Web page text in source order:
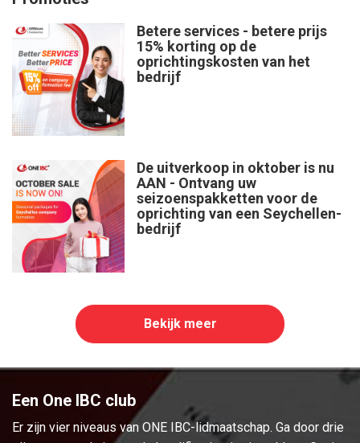
Betere services - betere prijs
15% korting op de
oprichtingskosten van het
bedrijf
De uitverkoop in oktober is nu
AAN - Ontvang uw
seizoenspakketten voor de
oprichting van een Seychellen-
bedrijf
Bekijk meer
Een One IBC club
Er zijn vier niveaus van ONE IBC-lidmaatschap. Ga door drie